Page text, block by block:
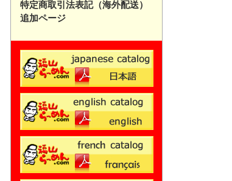
特定商取引法表記（海外配送）
追加ページ